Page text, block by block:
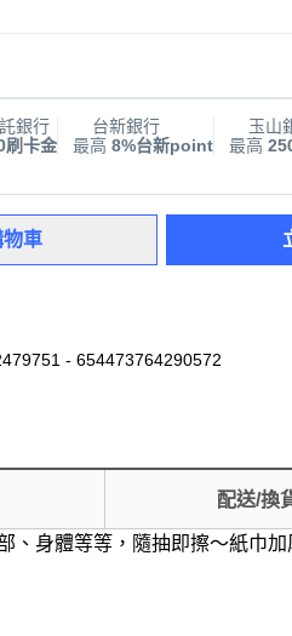
銀行
刷卡金
台新銀行
最高 8%台新point
玉山
最高
車
- 654473764290572
配送/換
身體等等，隨抽即擦～紙巾加